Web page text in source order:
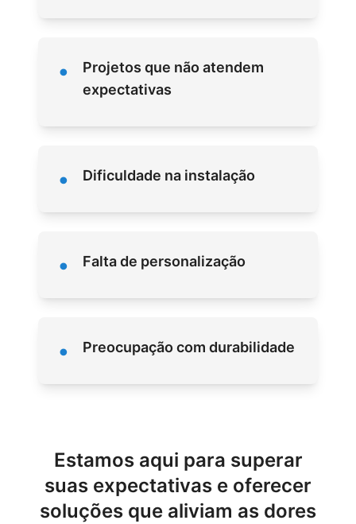
•
Projetos que não atendem
expectativas
• Dificuldade na instalação
• Falta de personalização
• Preocupação com durabilidade
Estamos aqui para superar
suas expectativas e oferecer
soluções que aliviam as dores